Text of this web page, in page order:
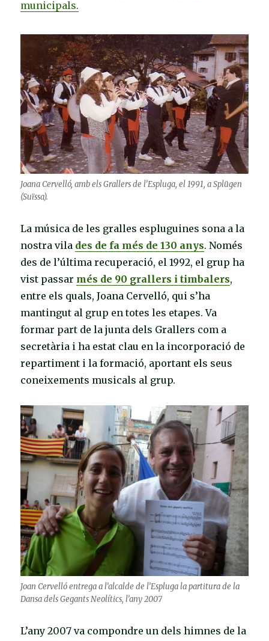
municipals.
Joana Cervelló, amb els Grallers de l’Espluga, el 1991, a Splügen
(Suïssa).
La música de les gralles espluguines sona a la
nostra vila des de fa més de 130 anys. Només
des de l’última recuperació, el 1992, el grup ha
vist passar més de 90 grallers i timbalers,
entre els quals, Joana Cervelló, qui s’ha
mantingut al grup en totes les etapes. Va
formar part de la junta dels Grallers com a
secretària i ha estat clau en la incorporació de
repartiment i la formació, aportant els seus
coneixements musicals al grup.
Joan Cervelló entrega a l’alcalde de l’Espluga la partitura de la
Dansa dels Gegants Neolítics, l’any 2007
L’any 2007 va compondre un dels himnes de la